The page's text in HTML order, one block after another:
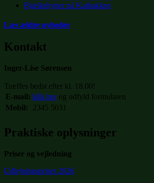
Bjælkehytter på Katbakken
Læs ældre nyheder
Kontakt
Inger-Lise Sørensen
Træffes bedst efter kl. 18.00!
E-mail: klik herog udfyld formularen
Mobil:
2345 5031
Praktiske oplysninger
Priser og vejledning
Udlejningspriser 2026